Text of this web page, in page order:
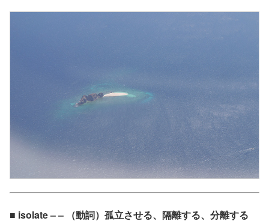
■ isolate – – （動詞）孤立させる、隔離する、分離する